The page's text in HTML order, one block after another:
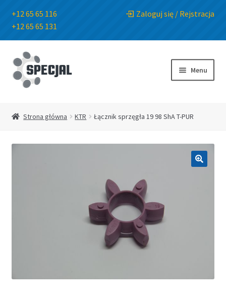
+12 65 65 116
+12 65 65 131
Zaloguj się / Rejstracja
Przejdź
do
nawigacji
Przejdź
do
treści
Menu
Strona główna KTR Łącznik sprzęgła 19 98 ShA T-PUR